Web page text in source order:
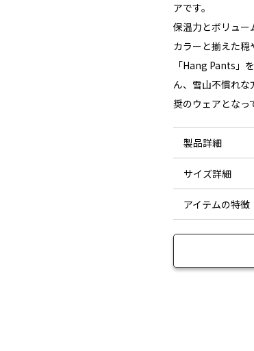
アです。
保温力とボリュー
カラーと揃えた穏
「Hang Pants」
ん、雪山不慣れ
奨のウェアとなっ
製品詳細
素材：
サイズ詳細
アイテムの特徴
体からの赤外
ため120g、足
トで保温され